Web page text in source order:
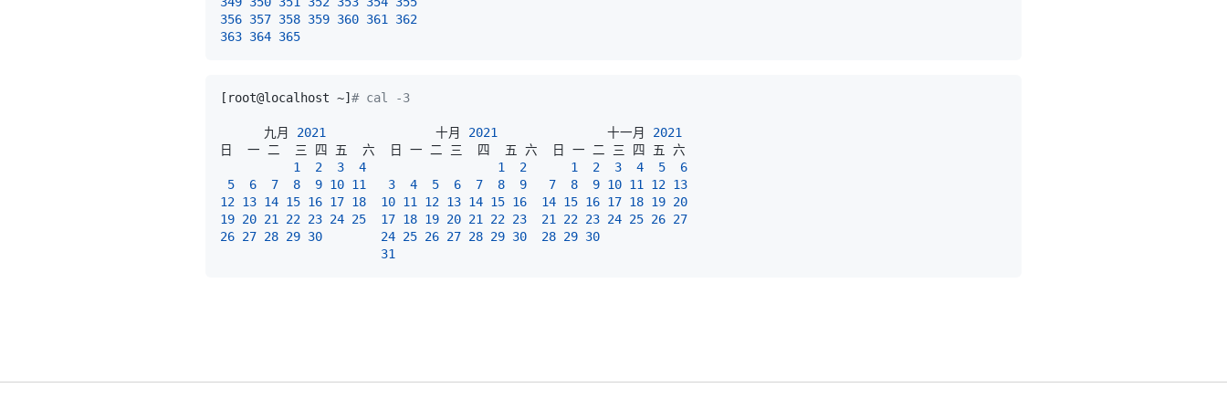
356 357 358 359 360 361
362
363 364 365
[ root@localhost ~] # cal -3
      九月
2021
               十月
2021
               十一月
2021
1
2 3 4 1 2 1 2 3 4 5
6
5
6 7 8 9 10 11 3 4 5 6 7 8 9 7 8 9 10 11 12 13
12 13 14 15 16 17 18 10 11 12 13 14 15 16 14 15 16 17 18 19 20
19 20 21 22 23 24 25 17 18 19 20 21 22 23 21 22 23 24 25 26 27
26 27 28 29 30 24 25 26 27 28 29 30 28 29 30
31